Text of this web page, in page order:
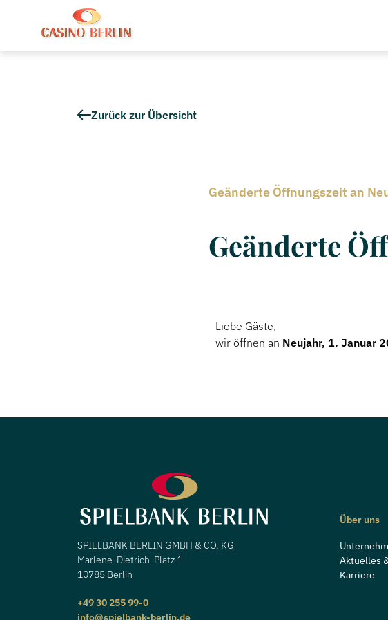
Zurück zur Übersicht
Geänderte Öffnungszeit an
Geänderte
Liebe Gäste,
wir öffnen an Neujahr, 1. Januar
SPIELBANK BERLIN GMBH & CO. KG
Marlene-Dietrich-Platz 1
10785 Berlin
+49 30 255 99-0
info@spielbank-berlin.de
Über uns
Aktuelles
Karriere